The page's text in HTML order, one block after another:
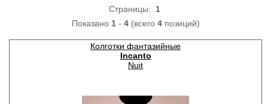
Страницы: 1
Показано 1- 4(всего 4позиций)
Колготки фантазийные
Incanto
Nuit